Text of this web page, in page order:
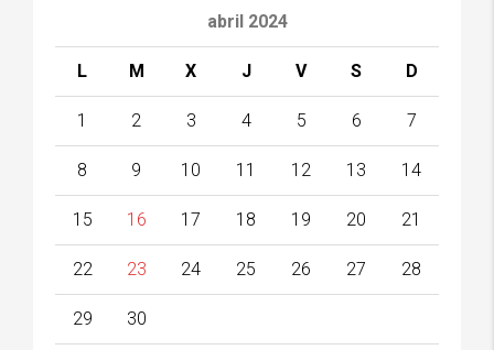
abril 2024
L M X J V S D
1 2 3 4 5 6 7
8 9 10 11 12 13 14
15 16 17 18 19 20 21
22 23 24 25 26 27 28
29 30